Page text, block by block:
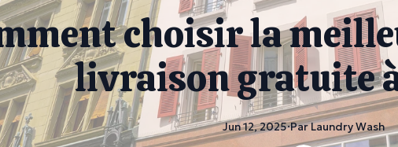
choisir la
livraison gratuite
Jun 12, 2025·ParLaundryWash